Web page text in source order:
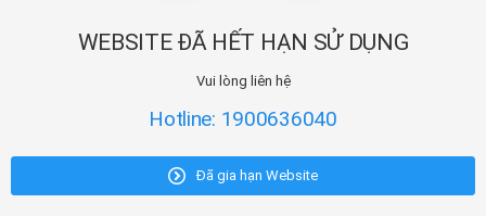
WEBSITE ĐÃ HẾT HẠN SỬ DỤNG
Vui lòng liên hệ
Hotline: 1900636040
Đã gia hạn Website